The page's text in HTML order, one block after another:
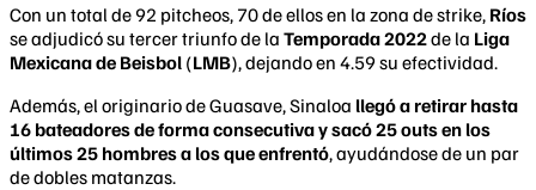
Con un total de 92 pitcheos, 70 de ellos en la zona de strike, Ríos
se adjudicó su tercer triunfo de la Temporada 2022de la Liga
Mexicana de Beisbol (LMB), dejando en 4.59 su efectividad.
Además, el originario de Guasave, Sinaloa llegó a retirar hasta
16 bateadores de forma consecutiva y sacó 25 outs en los
últimos 25 hombres a los que enfrentó, ayudándose de un par
de dobles matanzas.